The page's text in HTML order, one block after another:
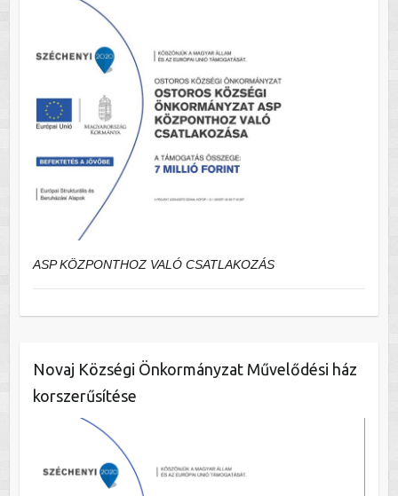
ASP KÖZPONTHOZ VALÓ CSATLAKOZÁS
Novaj Községi Önkormányzat Művelődési ház
korszerűsítése